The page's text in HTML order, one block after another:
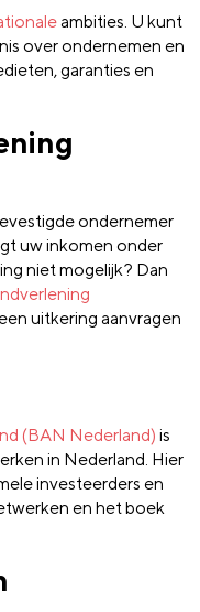
ambities. U kunt
over ondernemen en
garanties en
ondernemer
uw inkomen onder
niet mogelijk? Dan
uitkering aanvragen
(BAN Nederland) is
in Nederland. Hier
investeerders en
en het boek